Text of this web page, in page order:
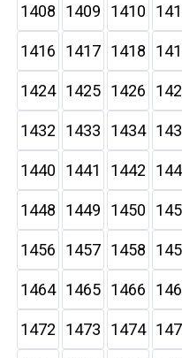
1408 1409 1410
1416 1417 1418
1424 1425 1426
1432 1433 1434
1440 1441 1442
1448 1449 1450
1456 1457 1458
1464 1465 1466
1472 1473 1474